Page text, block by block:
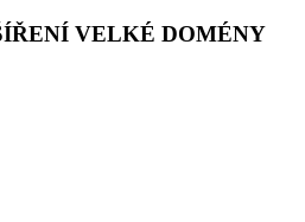
VELKÉ DOMÉNY